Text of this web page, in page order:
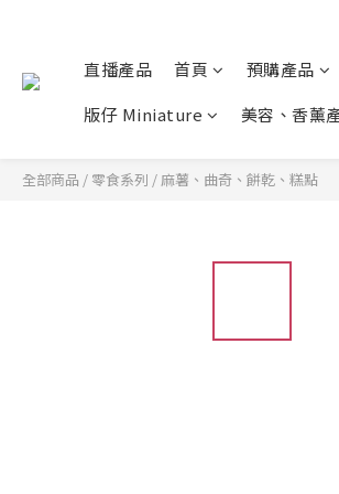
直播產品 首頁 預購產品
版仔 Miniature
美容、香薰
全部商品 / 零食系列 /麻薯、曲奇、餅乾、糕點